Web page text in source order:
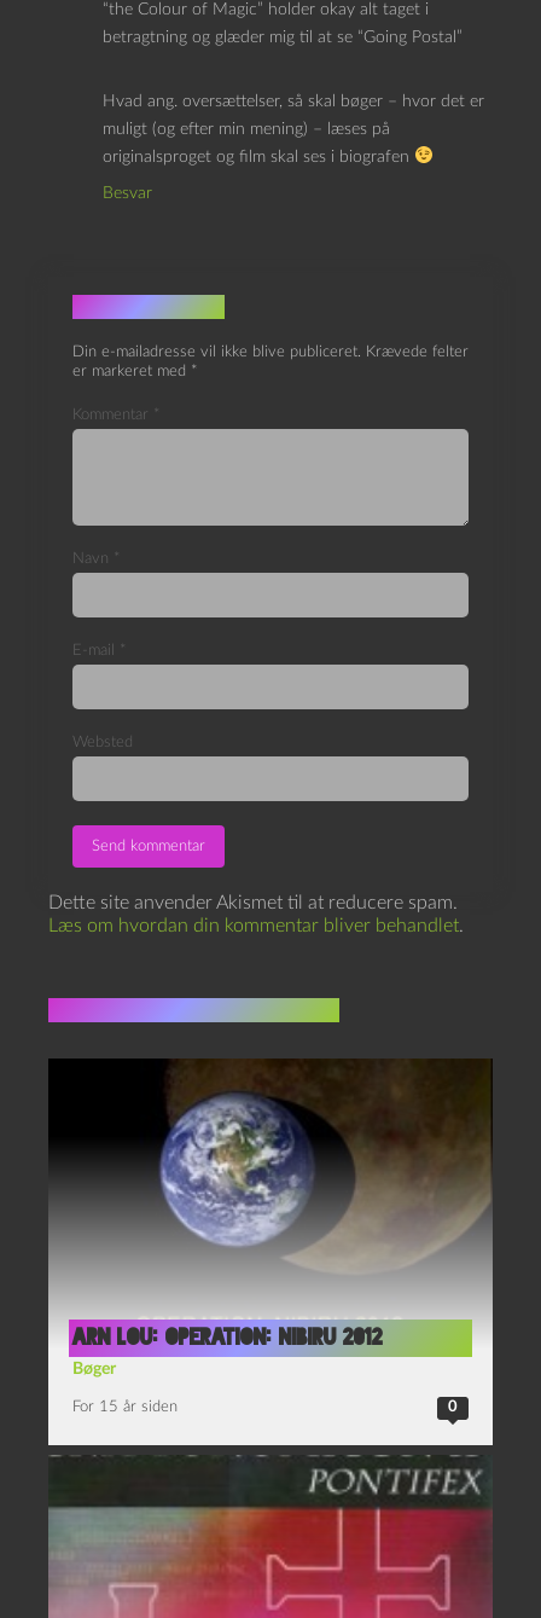
“the Colour of Magic” holder okay alt taget i
betragtning og glæder mig til at se “Going Postal”
Hvad ang. oversættelser, så skal bøger – hvor det er
muligt (og efter min mening) – læses på
originalsproget og film skal ses i biografen
Besvar
Skriv et svar
Din e-mailadresse vil ikke blive publiceret. Krævede felter
er markeret med *
Kommentar *
Navn *
E-mail *
Websted
Dette site anvender Akismet til at reducere spam.
Læs om hvordan din kommentar bliver behandlet.
Arn Lou: Operation: Nibiru 2012
Bøger
For 15 år siden 0